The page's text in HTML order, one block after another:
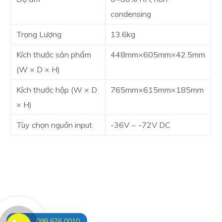
condensing
Trọng Lượng 13.6kg
Kích thước sản phẩm
(W × D × H)
448mm×605mm×42.5mm
Kích thước hộp (W × D
× H)
765mm×615mm×185mm
Tùy chọn nguồn input -36V ~ -72V DC